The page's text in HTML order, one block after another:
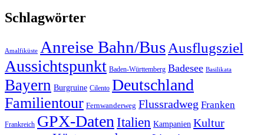
Schlagwörter
Amalfiküste Anreise Bahn/Bus Ausflugsziel
Aussichtspunkt Baden-Württemberg Badesee Basilikata
Bayern Burgruine Cilento Deutschland
Familientour Fernwanderweg Flussradweg Franken
Frankreich GPX-Daten Italien Kampanien Kultur